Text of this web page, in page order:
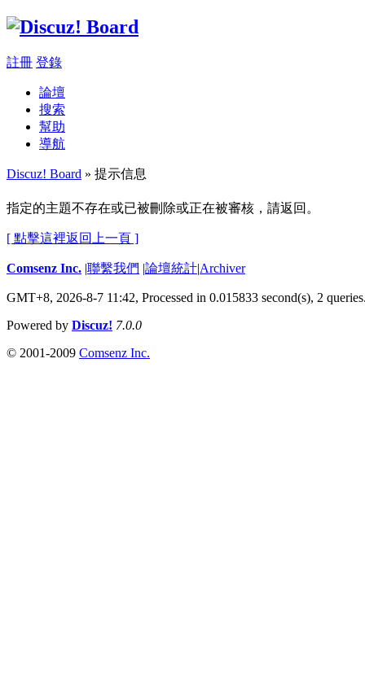
註冊 登錄
論壇
搜索
幫助
導航
Discuz! Board » 提示信息
指定的主題不存在或已被刪除或正在被審核，請返回。
[ 點擊這裡返回上一頁 ]
Comsenz Inc. |聯繫我們 |論壇統計|Archiver
GMT+8, 2026-8-7 11:42, Processed in 0.015833 second(s), 2 queries
Powered by Discuz! 7.0.0
© 2001-2009 Comsenz Inc.